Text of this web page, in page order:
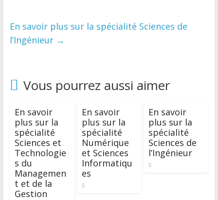
En savoir plus sur la spécialité Sciences de
l’Ingénieur →
Vous pourrez aussi aimer
En savoir
plus sur la
spécialité
Sciences et
Technologie
s du
Managemen
t et de la
Gestion
En savoir
plus sur la
spécialité
Numérique
et Sciences
Informatiqu
es
En savoir
plus sur la
spécialité
Sciences de
l’Ingénieur